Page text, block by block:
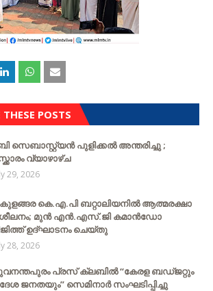
POSTS
സെബാസ്റ്റ്യന്‍ പുളിക്കല്‍ അന്തരിച്ചു ;
വ്യാഴാഴ്ച
29, 2026
കെ.എ.പി ബറ്റാലിയനിൽ ആത്മരക്ഷാ
മുൻ എൻ.എസ്.ജി കമാൻഡോ
ഉദ്ഘാടനം ചെയ്തു
28, 2026
പ്രസ് ക്ലബിൽ “കേരള ബഡ്ജറ്റും
ജനതയും” സെമിനാർ സംഘടിപ്പിച്ചു